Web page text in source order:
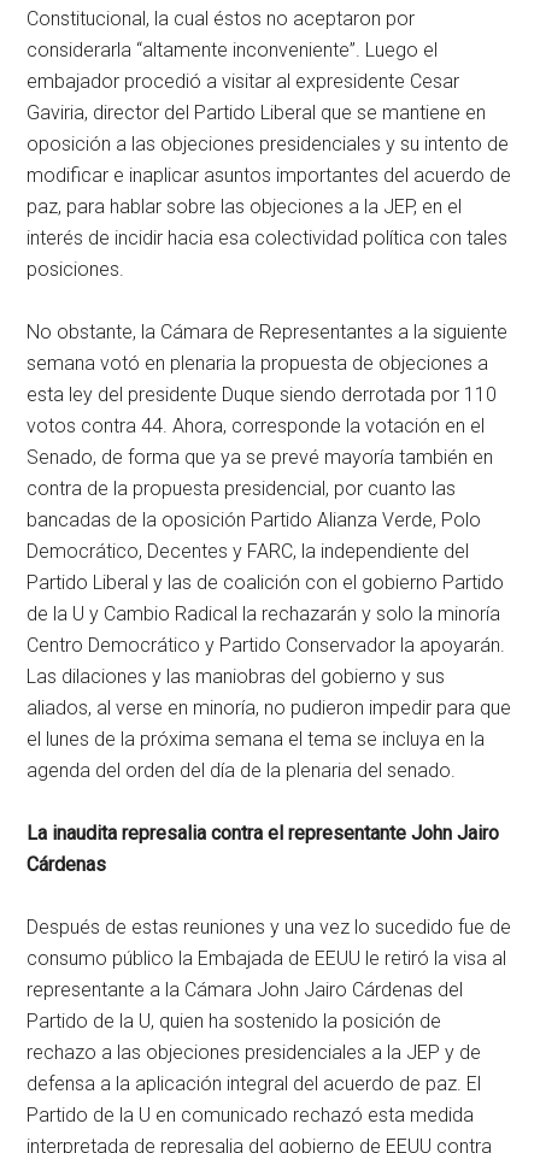
Constitucional, la cual éstos no aceptaron por
considerarla “altamente inconveniente”. Luego el
embajador procedió a visitar al expresidente Cesar
Gaviria, director del Partido Liberal que se mantiene en
oposición a las objeciones presidenciales y su intento de
modificar e inaplicar asuntos importantes del acuerdo de
paz, para hablar sobre las objeciones a la JEP, en el
interés de incidir hacia esa colectividad política con tales
posiciones.
No obstante, la Cámara de Representantes a la siguiente
semana votó en plenaria la propuesta de objeciones a
esta ley del presidente Duque siendo derrotada por 110
votos contra 44. Ahora, corresponde la votación en el
Senado, de forma que ya se prevé mayoría también en
contra de la propuesta presidencial, por cuanto las
bancadas de la oposición Partido Alianza Verde, Polo
Democrático, Decentes y FARC, la independiente del
Partido Liberal y las de coalición con el gobierno Partido
de la U y Cambio Radical la rechazarán y solo la minoría
Centro Democrático y Partido Conservador la apoyarán.
Las dilaciones y las maniobras del gobierno y sus
aliados, al verse en minoría, no pudieron impedir para que
el lunes de la próxima semana el tema se incluya en la
agenda del orden del día de la plenaria del senado.
La inaudita represalia contra el representante John Jairo
Cárdenas
Después de estas reuniones y una vez lo sucedido fue de
consumo público la Embajada de EEUU le retiró la visa al
representante a la Cámara John Jairo Cárdenas del
Partido de la U, quien ha sostenido la posición de
rechazo a las objeciones presidenciales a la JEP y de
defensa a la aplicación integral del acuerdo de paz. El
Partido de la U en comunicado rechazó esta medida
interpretada de represalia del gobierno de EEUU contra